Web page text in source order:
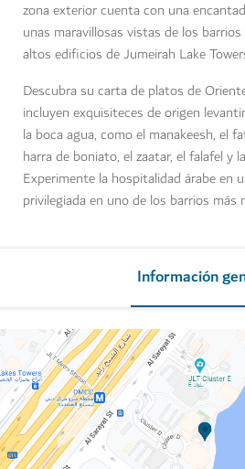
zona exterior cuenta con una
unas maravillosas vistas de los
altos edificios de Jumeirah Lake
Descubra su carta de platos de
incluyen exquisiteces de origen
la boca agua, como el manakeesh, el
harra de boniato, el zaatar, el falafel y
Experimente la hospitalidad árabe en
privilegiada en uno de los barrios más
Información